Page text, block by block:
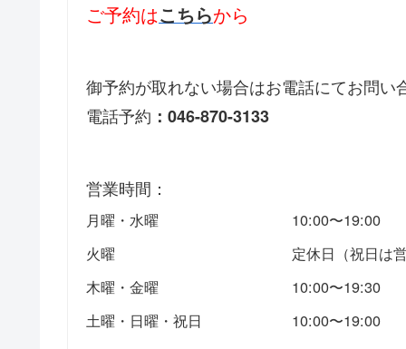
ご予約はこちらから
御予約が取れない場合はお電話にてお問い
電話予約 ：046-870-3133
営業時間：
月曜・水曜
10:00〜19:00
火曜
定休日（祝日は営
木曜・金曜
10:00〜19:30
土曜・日曜・祝日
10:00〜19:00